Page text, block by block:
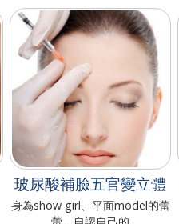
玻尿酸補臉五官變立體
身為show girl、平面model的蕾